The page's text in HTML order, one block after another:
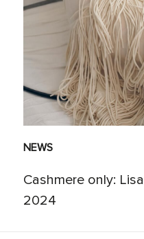
NEWS
Cashmere only:
2024